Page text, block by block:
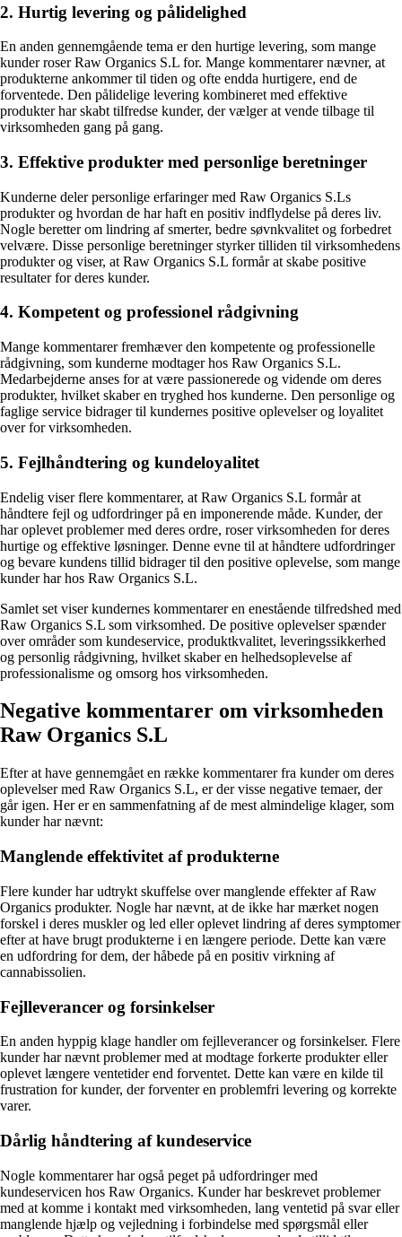
2. Hurtig levering og pålidelighed
En anden gennemgående tema er den hurtige levering, som mange
kunder roser Raw Organics S.L for. Mange kommentarer nævner, at
produkterne ankommer til tiden og ofte endda hurtigere, end de
forventede. Den pålidelige levering kombineret med effektive
produkter har skabt tilfredse kunder, der vælger at vende tilbage til
virksomheden gang på gang.
3. Effektive produkter med personlige beretninger
Kunderne deler personlige erfaringer med Raw Organics S.Ls
produkter og hvordan de har haft en positiv indflydelse på deres liv.
Nogle beretter om lindring af smerter, bedre søvnkvalitet og forbedret
velvære. Disse personlige beretninger styrker tilliden til virksomhedens
produkter og viser, at Raw Organics S.L formår at skabe positive
resultater for deres kunder.
4. Kompetent og professionel rådgivning
Mange kommentarer fremhæver den kompetente og professionelle
rådgivning, som kunderne modtager hos Raw Organics S.L.
Medarbejderne anses for at være passionerede og vidende om deres
produkter, hvilket skaber en tryghed hos kunderne. Den personlige og
faglige service bidrager til kundernes positive oplevelser og loyalitet
over for virksomheden.
5. Fejlhåndtering og kundeloyalitet
Endelig viser flere kommentarer, at Raw Organics S.L formår at
håndtere fejl og udfordringer på en imponerende måde. Kunder, der
har oplevet problemer med deres ordre, roser virksomheden for deres
hurtige og effektive løsninger. Denne evne til at håndtere udfordringer
og bevare kundens tillid bidrager til den positive oplevelse, som mange
kunder har hos Raw Organics S.L.
Samlet set viser kundernes kommentarer en enestående tilfredshed med
Raw Organics S.L som virksomhed. De positive oplevelser spænder
over områder som kundeservice, produktkvalitet, leveringssikkerhed
og personlig rådgivning, hvilket skaber en helhedsoplevelse af
professionalisme og omsorg hos virksomheden.
Negative kommentarer om virksomheden
Raw Organics S.L
Efter at have gennemgået en række kommentarer fra kunder om deres
oplevelser med Raw Organics S.L, er der visse negative temaer, der
går igen. Her er en sammenfatning af de mest almindelige klager, som
kunder har nævnt:
Manglende effektivitet af produkterne
Flere kunder har udtrykt skuffelse over manglende effekter af Raw
Organics produkter. Nogle har nævnt, at de ikke har mærket nogen
forskel i deres muskler og led eller oplevet lindring af deres symptomer
efter at have brugt produkterne i en længere periode. Dette kan være
en udfordring for dem, der håbede på en positiv virkning af
cannabissolien.
Fejlleverancer og forsinkelser
En anden hyppig klage handler om fejlleverancer og forsinkelser. Flere
kunder har nævnt problemer med at modtage forkerte produkter eller
oplevet længere ventetider end forventet. Dette kan være en kilde til
frustration for kunder, der forventer en problemfri levering og korrekte
varer.
Dårlig håndtering af kundeservice
Nogle kommentarer har også peget på udfordringer med
kundeservicen hos Raw Organics. Kunder har beskrevet problemer
med at komme i kontakt med virksomheden, lang ventetid på svar eller
manglende hjælp og vejledning i forbindelse med spørgsmål eller